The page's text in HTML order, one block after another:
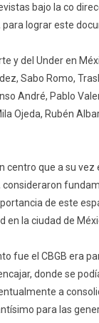
bajo la co
lograr este
y del Under en
Sabo Romo,
André, Pablo
Ojeda, Rubén
centro que a su
de este
en la ciudad de
fue el CBGB era
donde se
a
para las